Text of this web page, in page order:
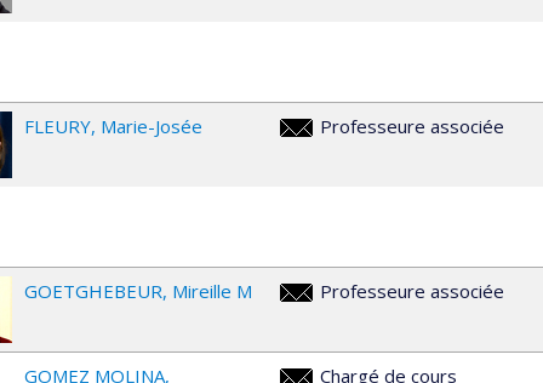
FLEURY Marie-Josée
Professeure associée
GOETGHEBEUR Mireille M
Professeure associée
GOMEZ MOLINA
Chargé de cours